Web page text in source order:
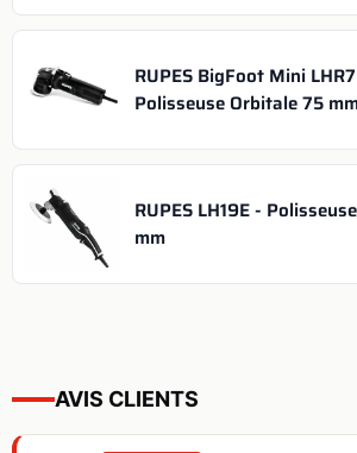
RUPES BigFoot Mini
Polisseuse Orbitale 75
RUPES LH19E -
mm
AVIS CLIENTS